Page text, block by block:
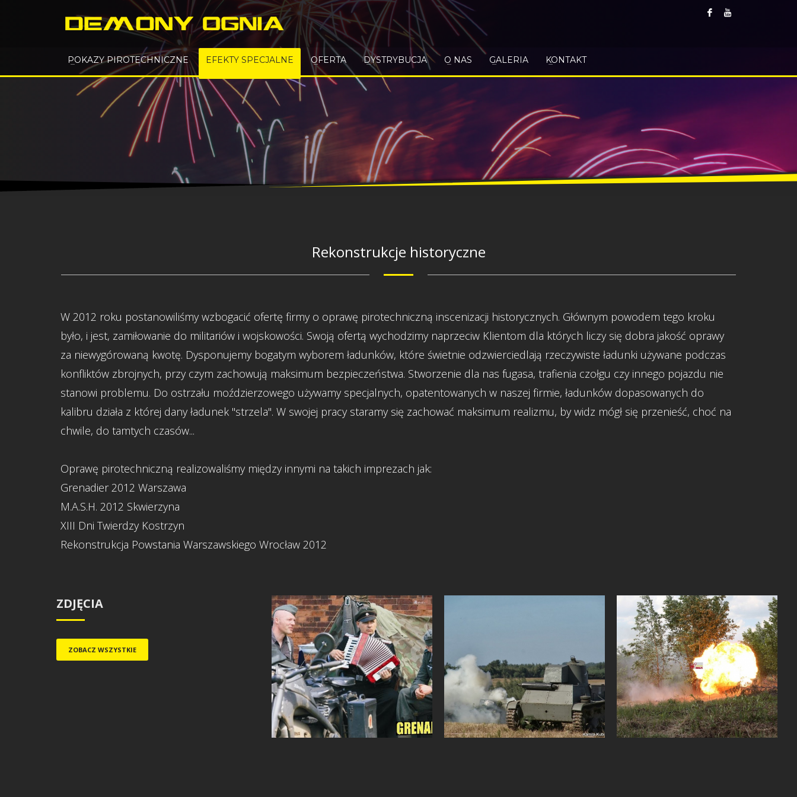
POKAZY PIROTECHNICZNE EFEKTY SPECJALNE OFERTA DYSTRYBUCJA O NAS GALERIA KONTAKT
Rekonstrukcje historyczne
W 2012 roku postanowiliśmy wzbogacić ofertę firmy o oprawę pirotechniczną inscenizacji historycznych. Głównym powodem tego kroku
było, i jest, zamiłowanie do militariów i wojskowości. Swoją ofertą wychodzimy naprzeciw Klientom dla których liczy się dobra jakość oprawy
za niewygórowaną kwotę. Dysponujemy bogatym wyborem ładunków, które świetnie odzwierciedlają rzeczywiste ładunki używane podczas
konfliktów zbrojnych, przy czym zachowują maksimum bezpieczeństwa. Stworzenie dla nas fugasa, trafienia czołgu czy innego pojazdu nie
stanowi problemu. Do ostrzału moździerzowego używamy specjalnych, opatentowanych w naszej firmie, ładunków dopasowanych do
kalibru działa z której dany ładunek "strzela". W swojej pracy staramy się zachować maksimum realizmu, by widz mógł się przenieść, choć na
chwile, do tamtych czasów...
Oprawę pirotechniczną realizowaliśmy między innymi na takich imprezach jak:
Grenadier 2012 Warszawa
M.A.S.H. 2012 Skwierzyna
XIII Dni Twierdzy Kostrzyn
Rekonstrukcja Powstania Warszawskiego Wrocław 2012
ZDJĘCIA
ZOBACZ WSZYSTKIE